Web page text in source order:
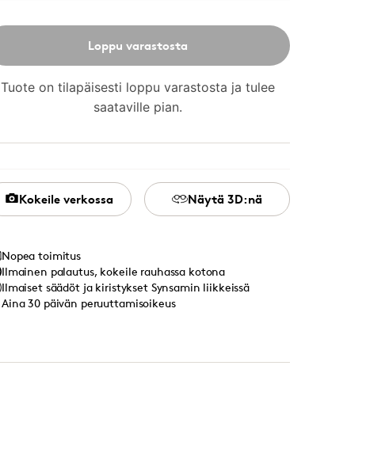
Loppu varastosta
Tuote on tilapäisesti loppu varastosta ja tulee
saataville pian.
Kokeile verkossa Näytä 3D:nä
Nopea toimitus
Ilmainen palautus, kokeile rauhassa kotona
Ilmaiset säädöt ja kiristykset Synsamin liikkeissä
Aina 30 päivän peruuttamisoikeus